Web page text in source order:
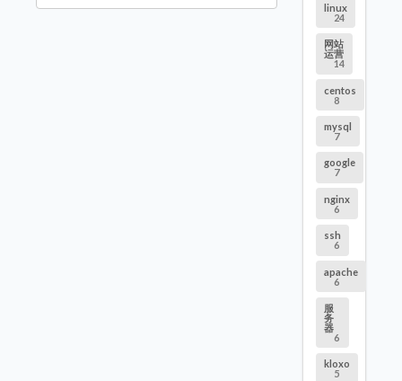
linux
24
网站
运营
14
centos
8
mysql
7
google
7
nginx
6
ssh
6
apache
6
服
务
器
6
kloxo
5